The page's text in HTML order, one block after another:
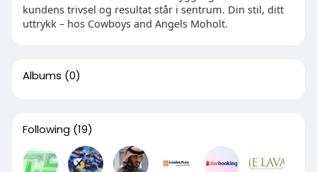
kundens trivsel og resultat står i sentrum. Din stil, ditt
uttrykk – hos Cowboys and Angels Moholt.
Albums (0)
Following (19)